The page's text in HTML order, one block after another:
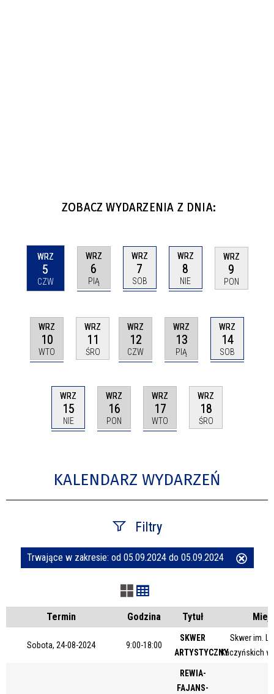
ZOBACZ WYDARZENIA Z DNIA:
WRZ
5
CZW
WRZ
6
PIĄ
WRZ
7
SOB
WRZ
8
NIE
WRZ
9
PON
WRZ
10
WTO
WRZ
11
ŚRO
WRZ
12
CZW
WRZ
13
PIĄ
WRZ
14
SOB
WRZ
15
NIE
WRZ
16
PON
WRZ
17
WTO
WRZ
18
ŚRO
KALENDARZ WYDARZEŃ
Filtry
Szukana fraza
Kategoria
Trwające w zakresie: od 05.09.2024 do 05.09.2024
Termin Godzina Tytuł
Sobota, 24-08-2024 9:00-18:00
SKWER
ARTYSTYCZNY
Skwer im.
Kaczyńskich
REWIA-
FAJANS-